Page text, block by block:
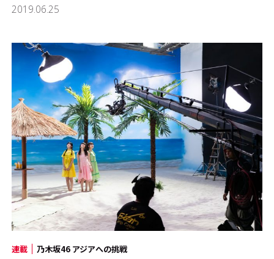
2019.06.25
連載 乃木坂46 アジアへの挑戦